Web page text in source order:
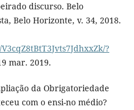
discurso. Belo
Belo Horizonte, v. 34, 2018.
?
mar. 2019.
da Obrigatoriedade
com o ensi-no médio?